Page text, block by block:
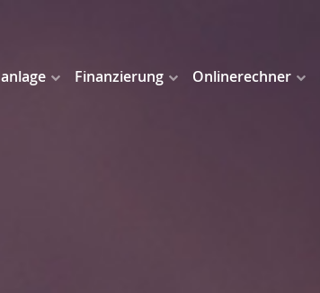
Finanzierung Onlinerechner